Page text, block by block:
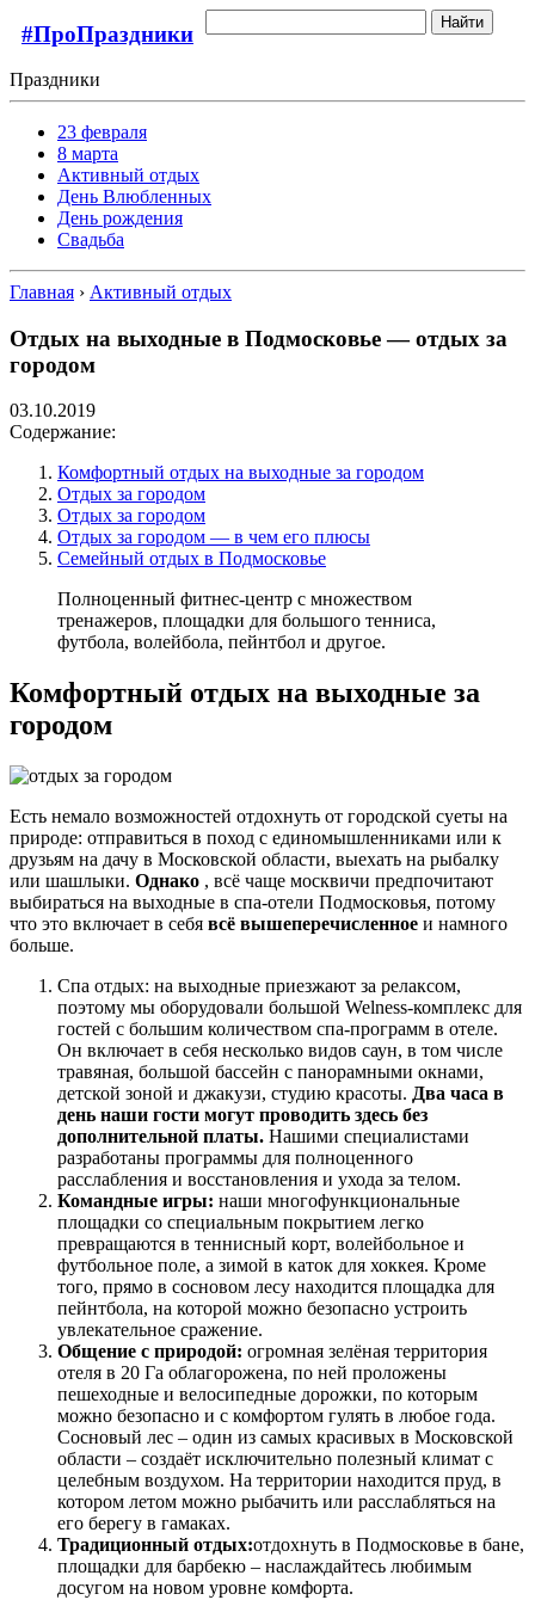
#ПроПраздники Найти
Праздники
23 февраля
8 марта
Активный отдых
День Влюбленных
День рождения
Свадьба
Главная › Активный отдых
Отдых на выходные в Подмосковье — отдых за
городом
03.10.2019
Содержание:
Комфортный отдых на выходные за городом
Отдых за городом
Отдых за городом
Отдых за городом — в чем его плюсы
Семейный отдых в Подмосковье
Полноценный фитнес-центр с множеством
тренажеров, площадки для большого тенниса,
футбола, волейбола, пейнтбол и другое.
Комфортный отдых на выходные за
городом
Есть немало возможностей отдохнуть от городской суеты на
природе: отправиться в поход с единомышленниками или к
друзьям на дачу в Московской области, выехать на рыбалку
или шашлыки. Однако , всё чаще москвичи предпочитают
выбираться на выходные в спа-отели Подмосковья, потому
что это включает в себя всё вышеперечисленное и намного
больше.
Спа отдых: на выходные приезжают за релаксом,
поэтому мы оборудовали большой Welness-комплекс для
гостей с большим количеством спа-программ в отеле.
Он включает в себя несколько видов саун, в том числе
травяная, большой бассейн с панорамными окнами,
детской зоной и джакузи, студию красоты. Два часа в
день наши гости могут проводить здесь без
дополнительной платы. Нашими специалистами
разработаны программы для полноценного
расслабления и восстановления и ухода за телом.
Командные игры: наши многофункциональные
площадки со специальным покрытием легко
превращаются в теннисный корт, волейбольное и
футбольное поле, а зимой в каток для хоккея. Кроме
того, прямо в сосновом лесу находится площадка для
пейнтбола, на которой можно безопасно устроить
увлекательное сражение.
Общение с природой: огромная зелёная территория
отеля в 20 Га облагорожена, по ней проложены
пешеходные и велосипедные дорожки, по которым
можно безопасно и с комфортом гулять в любое года.
Сосновый лес – один из самых красивых в Московской
области – создаёт исключительно полезный климат с
целебным воздухом. На территории находится пруд, в
котором летом можно рыбачить или расслабляться на
его берегу в гамаках.
Традиционный отдых:отдохнуть в Подмосковье в бане,
площадки для барбекю – наслаждайтесь любимым
досугом на новом уровне комфорта.